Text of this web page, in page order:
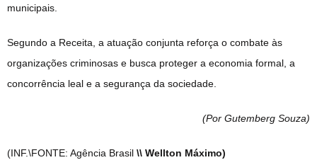
municipais.
Segundo a Receita, a atuação conjunta reforça o combate às
organizações criminosas e busca proteger a economia formal, a
concorrência leal e a segurança da sociedade.
(Por Gutemberg Souza)
(INF.\FONTE: Agência Brasil \\ Wellton Máximo)